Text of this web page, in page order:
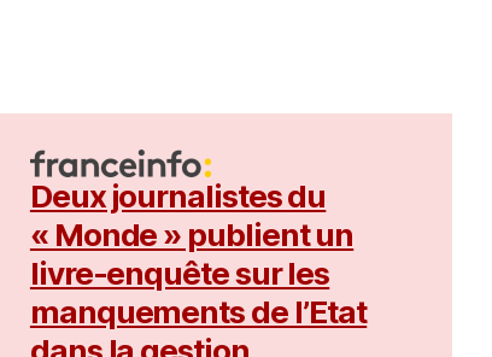
Deux journalistes du
« Monde » publient un
livre-enquête sur les
manquements de l’Etat